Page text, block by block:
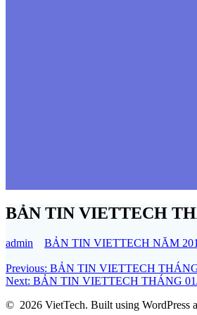
BẢN TIN VIETTECH
admin BẢN TIN VIETTECH NĂM
Điều
hướng
bài
Previous: Previous
post:
BẢN TIN VIETTECH THÁNG
Next: Next
BẢN TIN VIETTECH THÁNG
© 2026 VietTech. Built using WordPress